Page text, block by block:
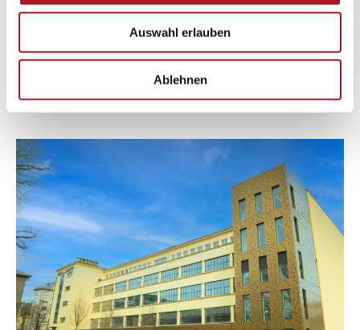
Auswahl erlauben
Ablehnen